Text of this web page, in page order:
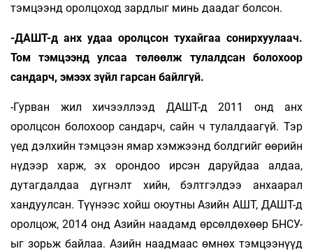
тэмцээнд оролцоход зардлыг минь даадаг болсон.
-ДАШТ-д анх удаа оролцсон тухайгаа сонирхуулаач.
Том тэмцээнд улсаа төлөөлж тулалдсан болохоор
сандарч, эмээх зүйл гарсан байлгүй.
-Гурван жил хичээллээд ДАШТ-д 2011 онд анх
оролцсон болохоор сандарч, сайн ч тулалдаагүй. Тэр
үед дэлхийн тэмцээн ямар хэмжээнд болдгийг өөрийн
нүдээр харж, эх орондоо ирсэн даруйдаа алдаа,
дутагдалдаа дүгнэлт хийн, бэлтгэлдээ анхаарал
хандуулсан. Түүнээс хойш оюутны Азийн АШТ, ДАШТ-д
оролцож, 2014 онд Азийн наадамд өрсөлдөхөөр БНСУ-
ыг зорьж байлаа. Азийн наадмаас өмнөх тэмцээнүүд